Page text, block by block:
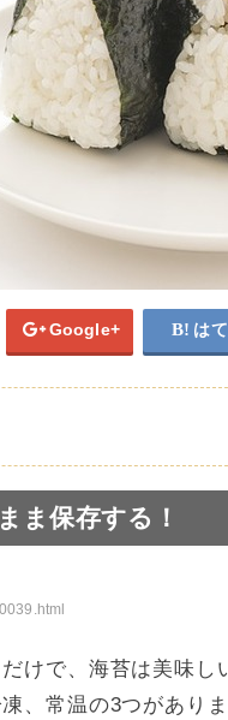
Google+ は
しさをキープ！
ま保存する！
けで、海苔は美味
、常温の3つがあり